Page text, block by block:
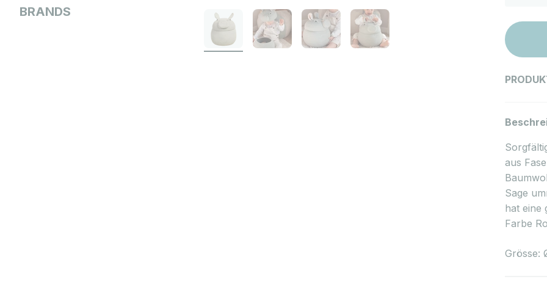
BRANDS
aus
Sage
hat eine
Farbe
Grösse: